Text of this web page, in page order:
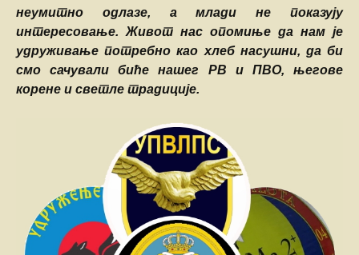
неумитно одлазе, а млади не показују
интересовање. Живот нас опомиње да нам је
удруживање потребно кaо хлеб насушни, да би
смо сачували биће нашег РВ и ПВО, његове
корене и светле традиције.